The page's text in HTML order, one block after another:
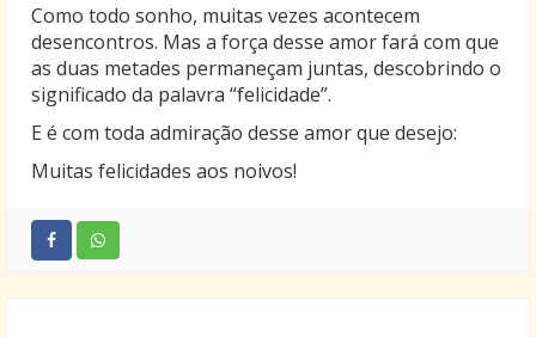
Como todo sonho, muitas vezes acontecem
desencontros. Mas a força desse amor fará com que
as duas metades permaneçam juntas, descobrindo o
significado da palavra “felicidade”.
E é com toda admiração desse amor que desejo:
Muitas felicidades aos noivos!